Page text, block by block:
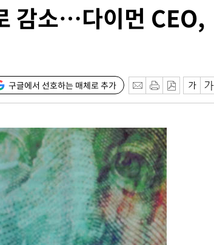
감소…다이먼 CEO,
구글에서 선호하는 매체로 추가